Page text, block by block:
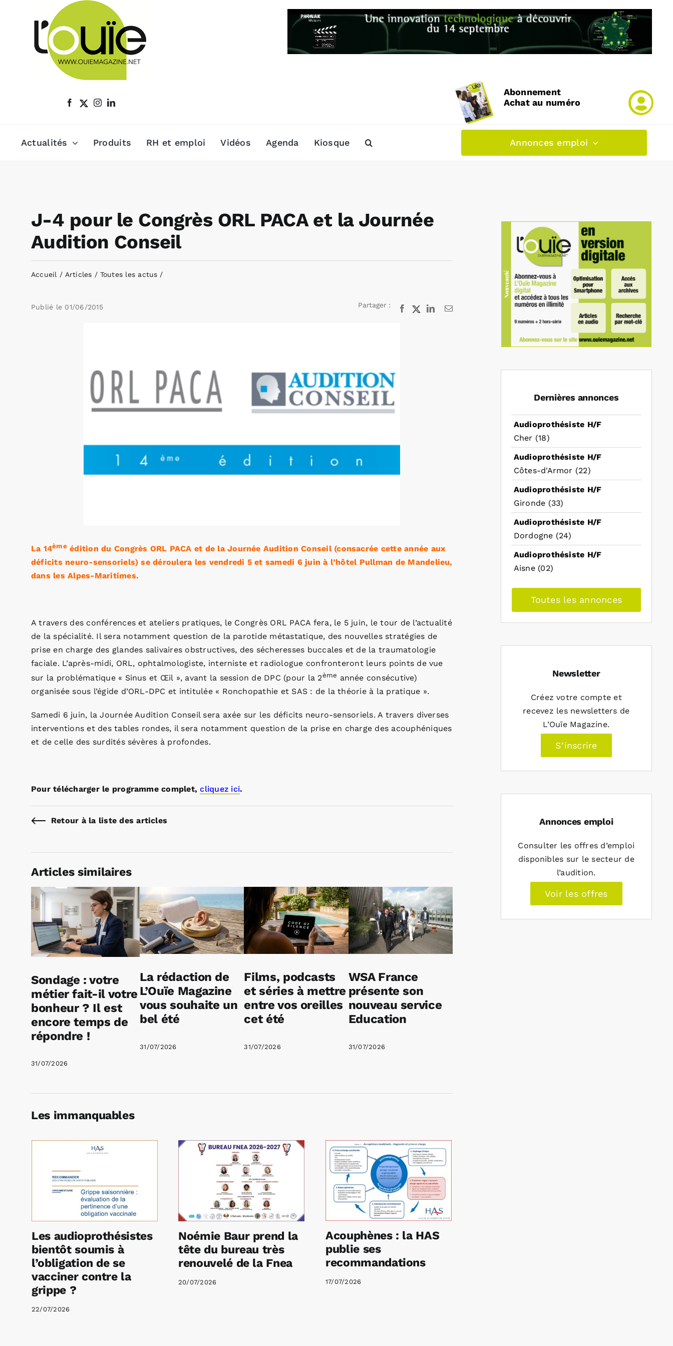
Abonnement
Achat au numéro
Actualités Produits RH et emploi Vidéos Agenda Kiosque Annonces emploi
J-4 pour le Congrès ORL PACA et la Journée
Audition Conseil
Accueil Articles Toutes les actus
Publié le 01/06/2015 Partager : Facebook
X LinkedInEmail
La 14èmeédition du Congrès ORL PACA et de la Journée Audition Conseil (consacrée cette année aux
déficits neuro-sensoriels) se déroulera les vendredi 5 et samedi 6 juin à l’hôtel Pullman de Mandelieu,
dans les Alpes-Maritimes.
A travers des conférences et ateliers pratiques, le Congrès ORL PACA fera, le 5 juin, le tour de l’actualité
de la spécialité. Il sera notamment question de la parotide métastatique, des nouvelles stratégies de
prise en charge des glandes salivaires obstructives, des sécheresses buccales et de la traumatologie
faciale. L’après-midi, ORL, ophtalmologiste, interniste et radiologue confronteront leurs points de vue
sur la problématique « Sinus et Œil », avant la session de DPC (pour la 2ème année consécutive)
organisée sous l’égide d’ORL-DPC et intitulée « Ronchopathie et SAS : de la théorie à la pratique ».
Samedi 6 juin, la Journée Audition Conseil sera axée sur les déficits neuro-sensoriels. A travers diverses
interventions et des tables rondes, il sera notamment question de la prise en charge des acouphéniques
et de celle des surdités sévères à profondes.
Pour télécharger le programme complet,cliquez ici.
Retour à la liste des articles
Articles similaires
Sondage : votre
métier fait-il votre
bonheur ? Il est
encore temps de
répondre !
31/07/2026
La rédaction de
L’Ouïe Magazine
vous souhaite un
bel été
31/07/2026
Films, podcasts
et séries à mettre
entre vos oreilles
cet été
31/07/2026
WSA France
présente son
nouveau service
Education
31/07/2026
Les immanquables
Les audioprothésistes
bientôt soumis à
l’obligation de se
vacciner contre la
grippe ?
22/07/2026
Noémie Baur prend la
tête du bureau très
renouvelé de la Fnea
20/07/2026
Acouphènes : la HAS
publie ses
recommandations
17/07/2026
Dernières annonces
Audioprothésiste H/F
Cher (18)
Audioprothésiste H/F
Côtes-d'Armor (22)
Audioprothésiste H/F
Gironde (33)
Audioprothésiste H/F
Dordogne (24)
Audioprothésiste H/F
Aisne (02)
Toutes les annonces
Newsletter
Créez votre compte et
recevez les newsletters de
L’Ouïe Magazine.
S’inscrire
Annonces emploi
Consulter les offres d’emploi
disponibles sur le secteur de
l’audition.
Voir les offres